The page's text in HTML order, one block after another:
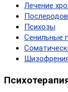
Лечение
Психозы
Сенильные